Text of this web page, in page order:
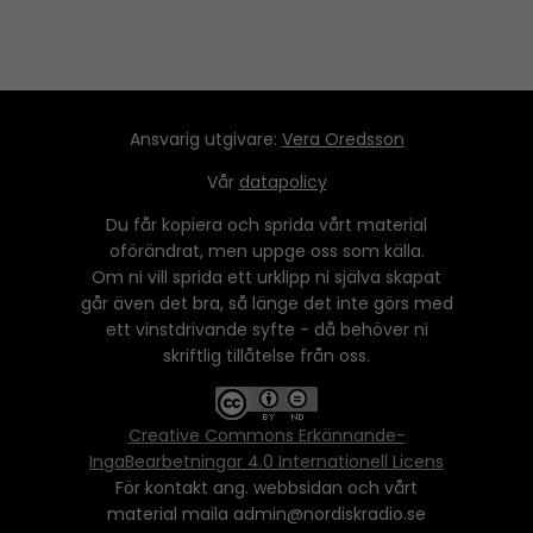
Ansvarig utgivare: Vera Oredsson
Vår datapolicy
Du får kopiera och sprida vårt material
oförändrat, men uppge oss som källa.
Om ni vill sprida ett urklipp ni själva skapat
går även det bra, så länge det inte görs med
ett vinstdrivande syfte - då behöver ni
skriftlig tillåtelse från oss.
Creative Commons Erkännande-
IngaBearbetningar 4.0 Internationell Licens
För kontakt ang. webbsidan och vårt
material maila admin@nordiskradio.se